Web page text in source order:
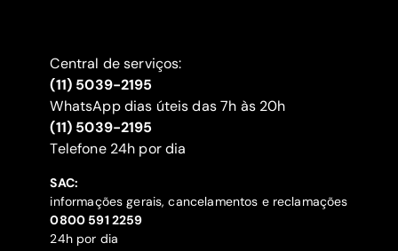
Central de serviços:
(11) 5039-2195
WhatsApp dias úteis das 7h às 20h
(11) 5039-2195
‍Telefone 24h por dia
SAC:
informações gerais, cancelamentos e reclamações
‍0800 591 2259
24h por dia